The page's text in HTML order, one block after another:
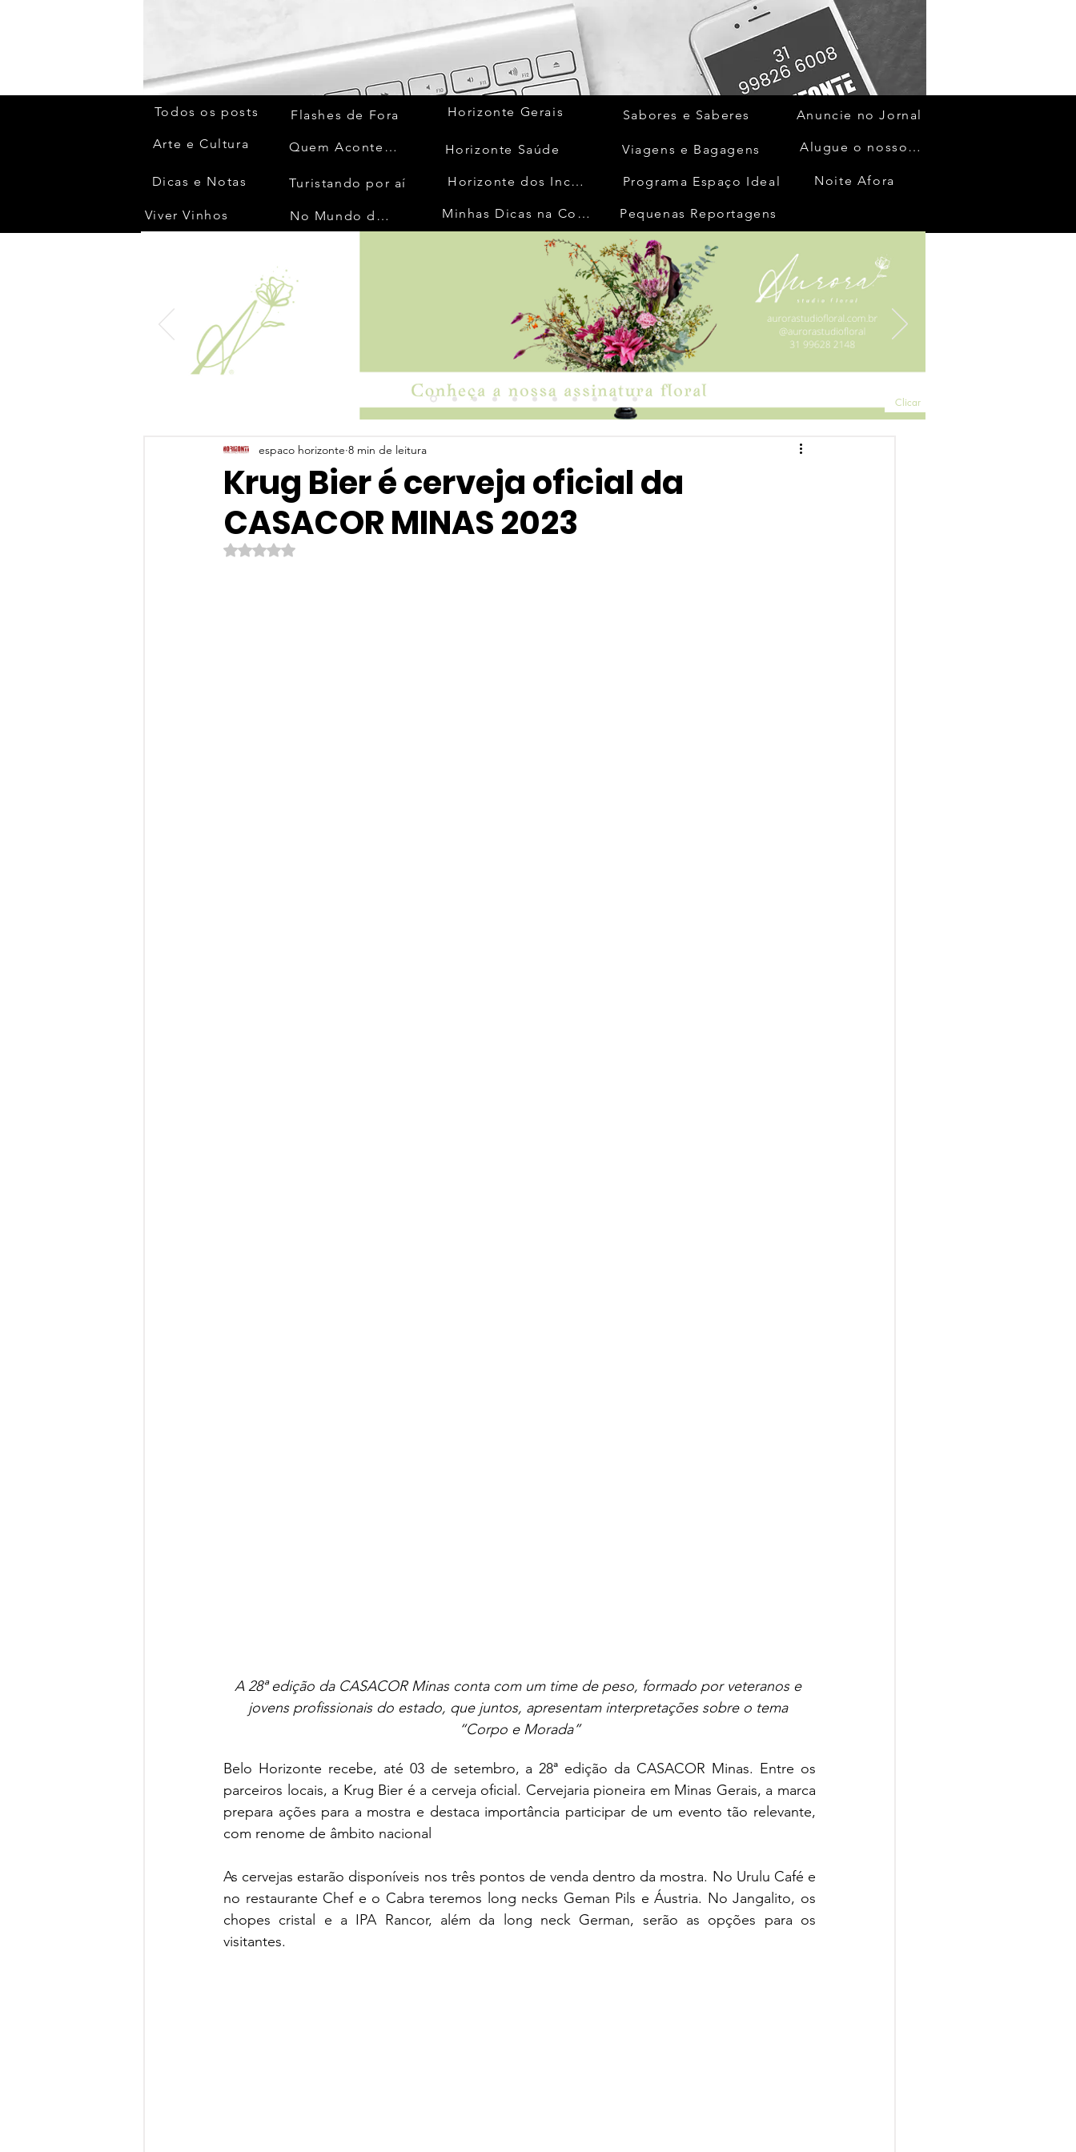
Todos os posts
Arte e Cultura
Dicas e Notas
Viver Vinhos
Flashes de Fora
Quem Acontece
Turistando por aí
No Mundo da Moda
Horizonte Gerais
Horizonte Saúde
Horizonte dos Inconfidentes
Minhas Dicas na Cozinha
Sabores e Saberes
Viagens e Bagagens
Programa Espaço Ideal
Anuncie no Jornal
Alugue o nosso espaço
Noite Afora
Pequenas Reportagens
Clicar
Krug Bier é cerveja oficial da
CASACOR MINAS 2023
espaco horizonte 8 min de leitura
Avaliado com NaN de 5 estrelas.
A 28ª edição da CASACOR Minas conta com um time de peso, formado por veteranos e
jovens profissionais do estado, que juntos, apresentam interpretações sobre o tema
“Corpo e Morada”
Belo Horizonte recebe, até 03 de setembro, a 28ª edição da CASACOR Minas. Entre os
parceiros locais, a Krug Bier é a cerveja oficial. Cervejaria pioneira em Minas Gerais, a marca
prepara ações para a mostra e destaca importância participar de um evento tão relevante,
com renome de âmbito nacional
As cervejas estarão disponíveis nos três pontos de venda dentro da mostra. No Urulu Café e
no restaurante Chef e o Cabra teremos long necks Geman Pils e Áustria. No Jangalito, os
chopes cristal e a IPA Rancor, além da long neck German, serão as opções para os
visitantes.